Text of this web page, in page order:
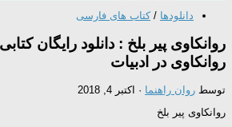
دانلودها / کتاب های فارسی
روانکاوی پیر بلخ : دانلود رایگان
روانكاوی در ادبيات
توسط روان راهنما · اکتبر 4, 2018
روانکاوی پیر بلخ